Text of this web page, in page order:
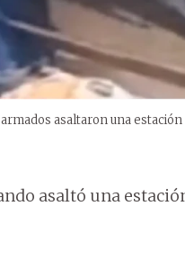
asaltaron una estación
asaltó una